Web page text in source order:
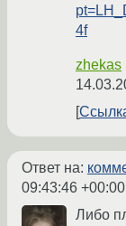
4f
zhekas
Ответ на:
09:43:46 +00:00
Либо